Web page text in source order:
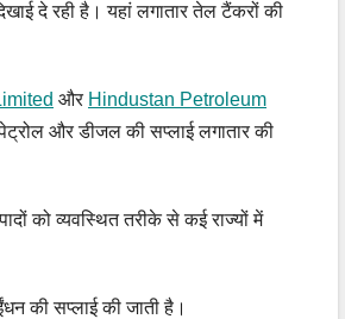
दे रही है। यहां लगातार तेल टैंकरों की
और Hindustan Petroleum
और डीजल की सप्लाई लगातार की
को व्यवस्थित तरीके से कई राज्यों में
की सप्लाई की जाती है।